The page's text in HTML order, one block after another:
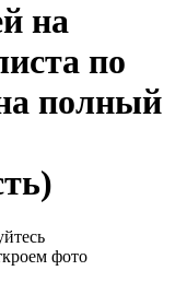
на
по
полный
фото